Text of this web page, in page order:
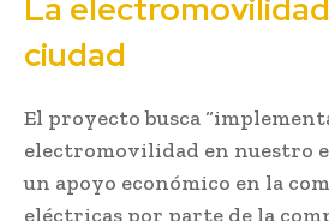
La
ciudad
El proyecto busca
electromovilidad en nuestro
un apoyo económico en la
eléctricas por parte de la